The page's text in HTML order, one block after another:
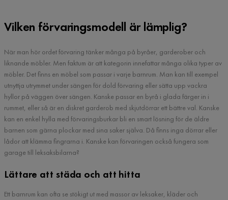
Vilken förvaringsmodell är lämplig?
När man hör ordet förvaring tänker många på byråer, garderober och
liknande möbler. Men faktum är att kategorin innefattar många olika typer av
möbler. Det finns en möbel som passar i varje barnrum. Man kan till exempel
utnyttja utrymmet under sängen för dold förvaring eller sätta upp vackra
hyllor på väggen över sängen. Kanske passar en byrå i glada färger in i
rummet, eller så är en diskret garderob med skjutdörrar ett bättre val. Kanske
kan en enkel hylla med förvaringsburkar bli en smart lösning för de äldre
barnen som gärna plockar med sina saker själva. Då finns inga dörrar eller
lådor att klämma fingrarna i. Kanske kan förvaringen också fungera som
garage till leksaksbilarna?
Lättare att städa och att hitta
Ett barnrum kan ofta se stökigt ut med massor av leksaker, kläder och